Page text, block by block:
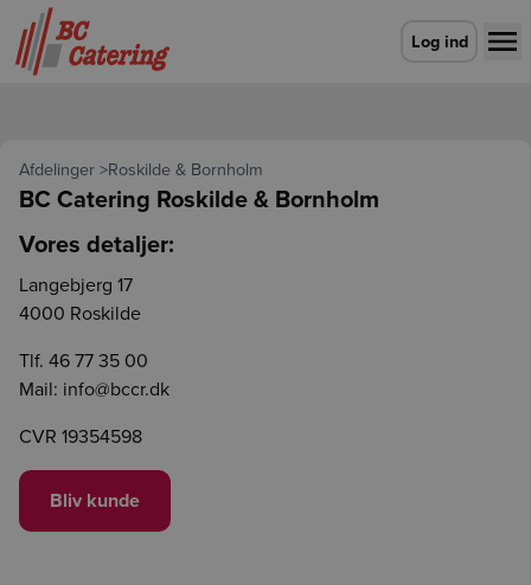
Gå til forsiden
Log ind
Afdelinger>Roskilde & Bornholm
BC Catering Roskilde & Bornholm
Vores detaljer:
Langebjerg 17
4000 Roskilde
Tlf. 46 77 35 00
Mail: info@bccr.dk
CVR 19354598
Bliv kunde